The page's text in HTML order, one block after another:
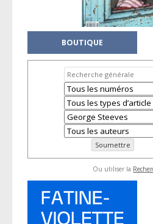
BOUTIQUE
Ou utiliser la